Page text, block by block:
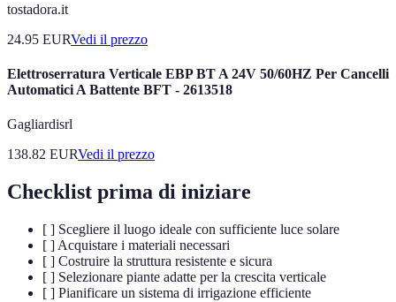
tostadora.it
24.95 EURVedi il prezzo
Elettroserratura Verticale EBP BT A 24V 50/60HZ Per Cancelli
Automatici A Battente BFT - 2613518
Gagliardisrl
138.82 EURVedi il prezzo
Checklist prima di iniziare
[ ] Scegliere il luogo ideale con sufficiente luce solare
[ ] Acquistare i materiali necessari
[ ] Costruire la struttura resistente e sicura
[ ] Selezionare piante adatte per la crescita verticale
[ ] Pianificare un sistema di irrigazione efficiente